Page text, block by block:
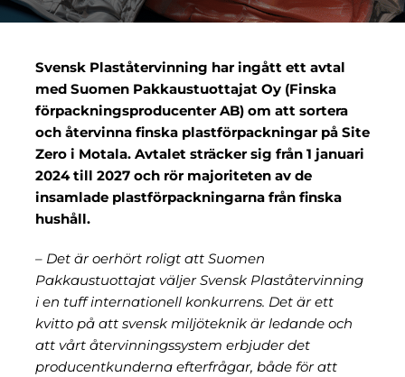
Svensk Plaståtervinning har ingått ett avtal
med Suomen Pakkaustuottajat Oy (Finska
förpackningsproducenter AB) om att sortera
och återvinna finska plastförpackningar på Site
Zero i Motala. Avtalet sträcker sig från 1 januari
2024 till 2027 och rör majoriteten av de
insamlade plastförpackningarna från finska
hushåll.
– Det är oerhört roligt att Suomen
Pakkaustuottajat väljer Svensk Plaståtervinning
i en tuff internationell konkurrens. Det är ett
kvitto på att svensk miljöteknik är ledande och
att vårt återvinningssystem erbjuder det
producentkunderna efterfrågar, både för att